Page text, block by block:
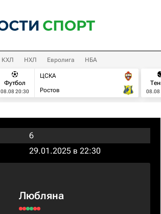
КХЛ НХЛ Евролига НБА
Футбол
08.08 20:30
ЦСКА
Ростов
08.08
6
29.01.2025 в 22:30
Любляна